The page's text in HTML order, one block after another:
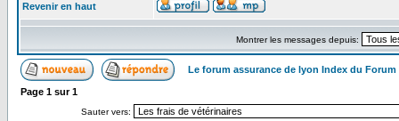
Revenir en haut
Montrer les messages depuis:
Le forum assurance de lyon Index du Forum
Page 1 sur1
Sauter vers: